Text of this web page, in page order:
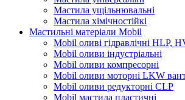
Мастила ущільнювальні
Мастила хімічностійкі
Мастильні матеріали Mobil
Mobil оливі гідравлічні HLP,
Mobil оливи індустріальні
Mobil оливи компресорні
Mobil оливи моторні LKW
Mobil оливи редукторні CLP
Mobil мастила пластичні